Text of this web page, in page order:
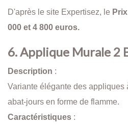
D'après le site Expertisez, le
000 et 4 800 euros.
6. Applique Murale 2
Description :
Variante élégante des appliques
abat-jours en forme de flamme.
Caractéristiques :